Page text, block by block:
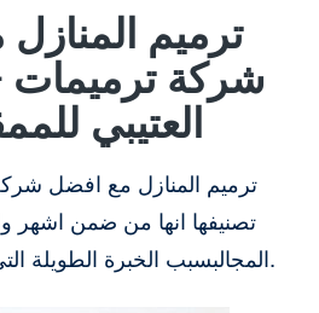
ترميم
شركة
العتيبي
ترميم المنازل مع افضل
تصنيفها انها من ضمن
المجالبسبب الخبرة الطويلة التي تملكها تلك الشركة.